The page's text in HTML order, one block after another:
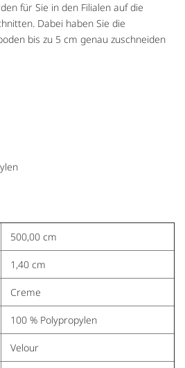
für Sie in den Filialen auf die
Dabei haben Sie die
bis zu 5 cm genau zuschneiden
500,00 cm
1,40 cm
Creme
100 % Polypropylen
Velour